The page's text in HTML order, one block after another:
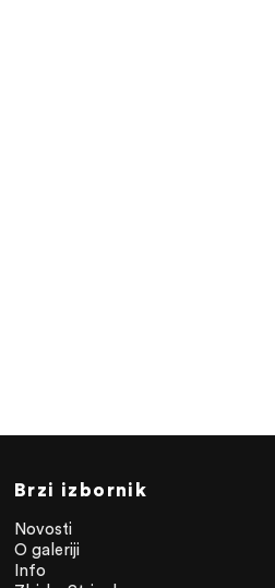
Brzi izbornik
Novosti
O galeriji
Info